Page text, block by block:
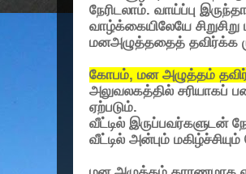
நேரிடலாம். வாய்ப்பு
வாழ்க்கையிலேயே
மனஅழுத்ததைத் தவிர்க்க
கோபம், மன அழுத்தம்
அலுவலகத்தில் சரியாகப்
ஏற்படும்.
வீட்டில் இருப்பவர்களுடன்
வீட்டில் அன்பும் மகிழ்ச்சியும்